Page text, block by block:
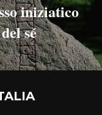
iniziatico
sé